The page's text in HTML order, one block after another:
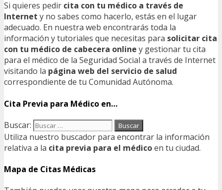
Si quieres pedir cita con tu médico a través de
Internet y no sabes como hacerlo, estás en el lugar
adecuado. En nuestra web encontrarás toda la
información y tutoriales que necesitas para solicitar cita
con tu médico de cabecera online y gestionar tu cita
para el médico de la Seguridad Social a través de Internet
visitando la página web del servicio de salud
correspondiente de tu Comunidad Autónoma.
Cita Previa para Médico en…
Buscar:
Utiliza nuestro buscador para encontrar la información
relativa a la cita previa para el médicoen tu ciudad.
Mapa de Citas Médicas